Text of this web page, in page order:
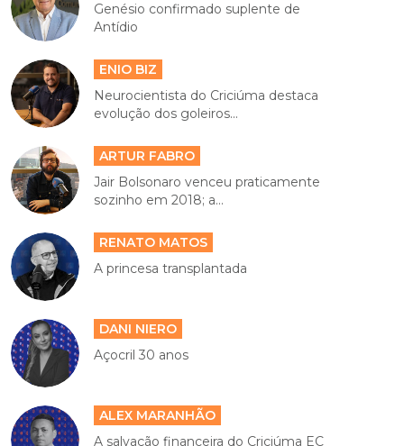
Genésio confirmado suplente de
Antídio
ENIO BIZ
Neurocientista do Criciúma destaca
evolução dos goleiros...
ARTUR FABRO
Jair Bolsonaro venceu praticamente
sozinho em 2018; a...
RENATO MATOS
A princesa transplantada
DANI NIERO
Açocril 30 anos
ALEX MARANHÃO
A salvação financeira do Criciúma EC